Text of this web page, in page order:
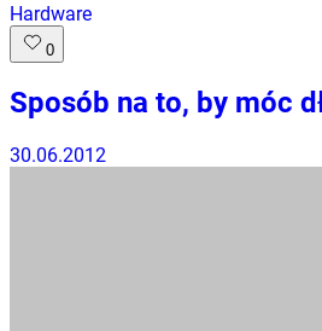
Hardware
0
Sposób na to, by móc
30.06.2012